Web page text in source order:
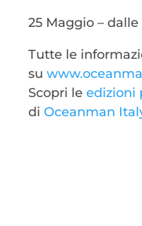
25 Maggio – dalle
Tutte le
su
Scopri leedizioni
diOceanman